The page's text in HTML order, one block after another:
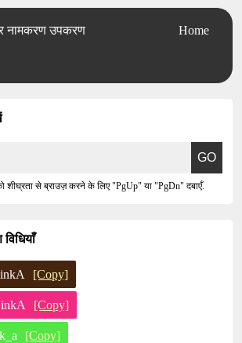
नामकरण उपकरण Home
शीघ्रता से ब्राउज़ करने के लिए "PgUp" या "PgDn" दबाएँ.
[Copy]
[Copy]
[Copy]